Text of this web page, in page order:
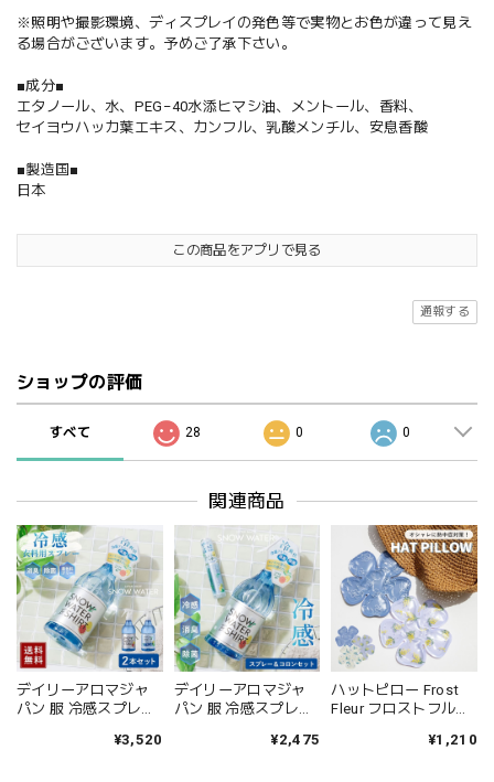
※照明や撮影環境、ディスプレイの発色等で実物とお色が違って見え
る場合がございます。予めご了承下さい。
■成分■
エタノール、水、PEG−40水添ヒマシ油、メントール、香料、
セイヨウハッカ葉エキス、カンフル、乳酸メンチル、安息香酸
■製造国■
日本
この商品をアプリで見る
通報する
ショップの評価
すべて 28 0 0
関連商品
デイリーアロマジャ
パン 服 冷感スプレー
衣類用 デオドラント
¥3,520
デイリーアロマジャ
パン 服 冷感スプレー
ース メンズ 夏 スノー
¥2,475
ハットピロー Frost
Fleur フロストフルー
策 花柄 帽子用保冷剤
¥1,210